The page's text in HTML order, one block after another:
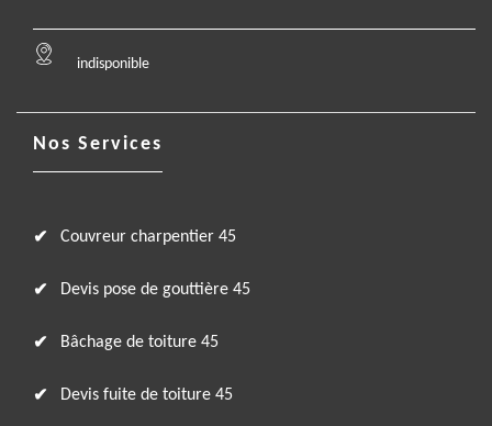
indisponible
Nos Services
Couvreur charpentier 45
Devis pose de gouttière 45
Bâchage de toiture 45
Devis fuite de toiture 45